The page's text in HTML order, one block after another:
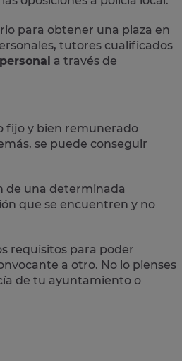
para obtener una plaza en
tutores cualificados
a través de
fijo y bien remunerado
se puede conseguir
de una determinada
que se encuentren y no
requisitos para poder
a otro. No lo pienses
de tu ayuntamiento o